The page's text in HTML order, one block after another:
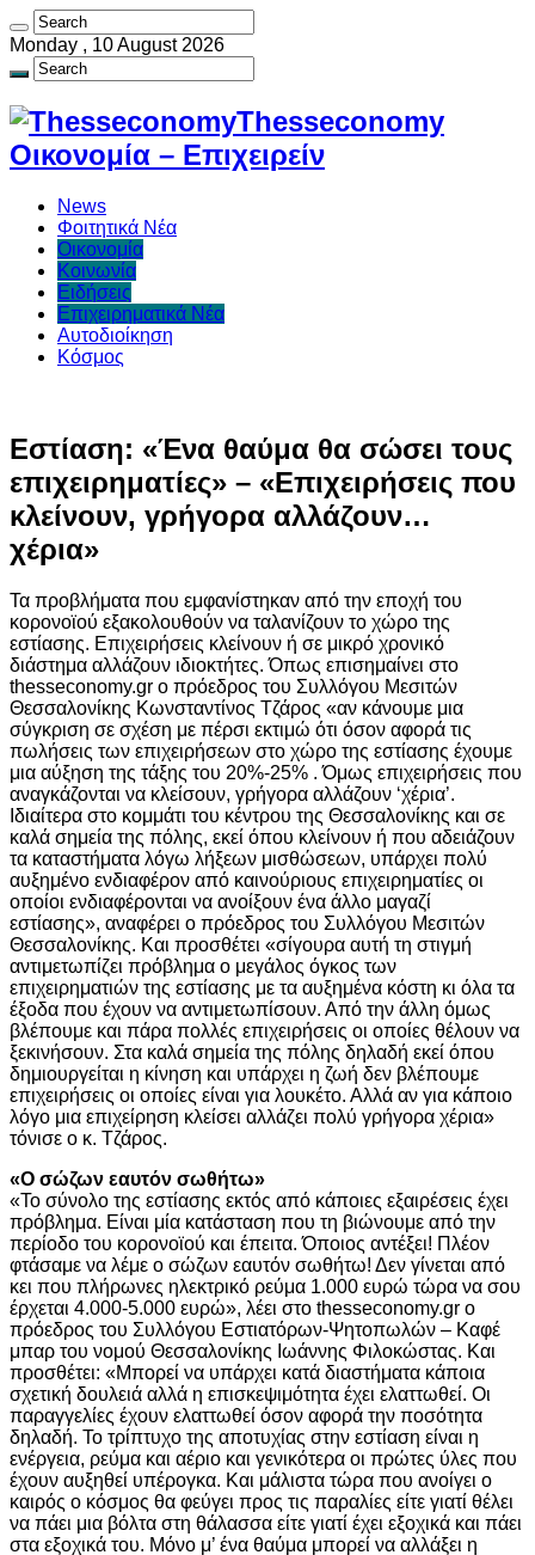
Monday , 10 August 2026
Thesseconomy
Οικονομία – Επιχειρείν
News
Φοιτητικά Νέα
Οικονομία
Κοινωνία
Ειδήσεις
Επιχειρηματικά Νέα
Αυτοδιοίκηση
Κόσμος
Εστίαση: «Ένα θαύμα θα σώσει τους
επιχειρηματίες» – «Επιχειρήσεις που
κλείνουν, γρήγορα αλλάζουν…
χέρια»
Τα προβλήματα που εμφανίστηκαν από την εποχή του
κορονοϊού εξακολουθούν να ταλανίζουν το χώρο της
εστίασης. Επιχειρήσεις κλείνουν ή σε μικρό χρονικό
διάστημα αλλάζουν ιδιοκτήτες. Όπως επισημαίνει στο
thesseconomy.gr ο πρόεδρος του Συλλόγου Μεσιτών
Θεσσαλονίκης Κωνσταντίνος Τζάρος «αν κάνουμε μια
σύγκριση σε σχέση με πέρσι εκτιμώ ότι όσον αφορά τις
πωλήσεις των επιχειρήσεων στο χώρο της εστίασης έχουμε
μια αύξηση της τάξης του 20%-25% . Όμως επιχειρήσεις που
αναγκάζονται να κλείσουν, γρήγορα αλλάζουν ‘χέρια’.
Ιδιαίτερα στο κομμάτι του κέντρου της Θεσσαλονίκης και σε
καλά σημεία της πόλης, εκεί όπου κλείνουν ή που αδειάζουν
τα καταστήματα λόγω λήξεων μισθώσεων, υπάρχει πολύ
αυξημένο ενδιαφέρον από καινούριους επιχειρηματίες οι
οποίοι ενδιαφέρονται να ανοίξουν ένα άλλο μαγαζί
εστίασης», αναφέρει ο πρόεδρος του Συλλόγου Μεσιτών
Θεσσαλονίκης. Και προσθέτει «σίγουρα αυτή τη στιγμή
αντιμετωπίζει πρόβλημα ο μεγάλος όγκος των
επιχειρηματιών της εστίασης με τα αυξημένα κόστη κι όλα τα
έξοδα που έχουν να αντιμετωπίσουν. Από την άλλη όμως
βλέπουμε και πάρα πολλές επιχειρήσεις οι οποίες θέλουν να
ξεκινήσουν. Στα καλά σημεία της πόλης δηλαδή εκεί όπου
δημιουργείται η κίνηση και υπάρχει η ζωή δεν βλέπουμε
επιχειρήσεις οι οποίες είναι για λουκέτο. Αλλά αν για κάποιο
λόγο μια επιχείρηση κλείσει αλλάζει πολύ γρήγορα χέρια»
τόνισε ο κ. Τζάρος.
«Ο σώζων εαυτόν σωθήτω»
«Το σύνολο της εστίασης εκτός από κάποιες εξαιρέσεις έχει
πρόβλημα. Είναι μία κατάσταση που τη βιώνουμε από την
περίοδο του κορονοϊού και έπειτα. Όποιος αντέξει! Πλέον
φτάσαμε να λέμε ο σώζων εαυτόν σωθήτω! Δεν γίνεται από
κει που πλήρωνες ηλεκτρικό ρεύμα 1.000 ευρώ τώρα να σου
έρχεται 4.000-5.000 ευρώ», λέει στο thesseconomy.gr ο
πρόεδρος του Συλλόγου Εστιατόρων-Ψητοπωλών – Καφέ
μπαρ του νομού Θεσσαλονίκης Ιωάννης Φιλοκώστας. Και
προσθέτει: «Μπορεί να υπάρχει κατά διαστήματα κάποια
σχετική δουλειά αλλά η επισκεψιμότητα έχει ελαττωθεί. Οι
παραγγελίες έχουν ελαττωθεί όσον αφορά την ποσότητα
δηλαδή. Το τρίπτυχο της αποτυχίας στην εστίαση είναι η
ενέργεια, ρεύμα και αέριο και γενικότερα οι πρώτες ύλες που
έχουν αυξηθεί υπέρογκα. Και μάλιστα τώρα που ανοίγει ο
καιρός ο κόσμος θα φεύγει προς τις παραλίες είτε γιατί θέλει
να πάει μια βόλτα στη θάλασσα είτε γιατί έχει εξοχικά και πάει
στα εξοχικά του. Μόνο μ’ ένα θαύμα μπορεί να αλλάξει η